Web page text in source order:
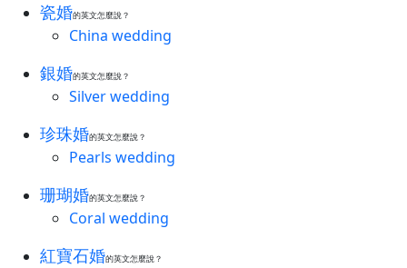
瓷婚的英文怎麼說？
China wedding
銀婚的英文怎麼說？
Silver wedding
珍珠婚的英文怎麼說？
Pearls wedding
珊瑚婚的英文怎麼說？
Coral wedding
紅寶石婚的英文怎麼說？